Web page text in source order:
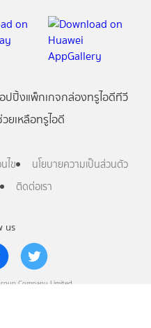
us
Company Limited.
ปปิ้งแพ็กเกจกล่องทรูไอดีทีวี
ยเหลือทรูไอดี
ไข
นโยบายความเป็นส่วนตัว
ติดต่อเรา